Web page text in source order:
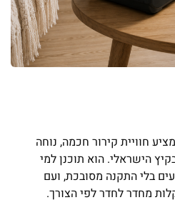
מזגן נייד מדגם PC10R-CMA מציע חוויית קירור חכמה, נוחה
הישראלי. הוא תוכנן למי
בלי התקנה מסובכת, ועם
מחדר לחדר לפי הצורך.